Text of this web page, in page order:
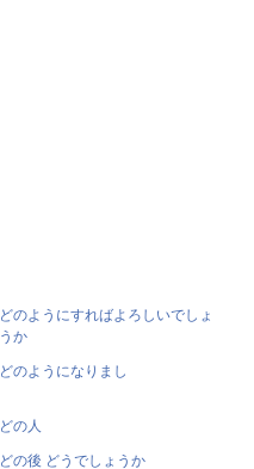
どのようにすればよろしいでしょ
うか
どのようになりまし
どの人
どの後 どうでしょうか